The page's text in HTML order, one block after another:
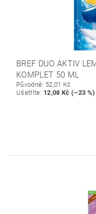
BREF DUO AKTIV
KOMPLET 50 ML
Původně: 52,01 Kč
Ušetříte: 12,08 Kč (–23 %)